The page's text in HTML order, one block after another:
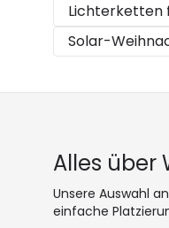
Lichterketten
Solar-
Alles
Unsere Auswahl
einfache